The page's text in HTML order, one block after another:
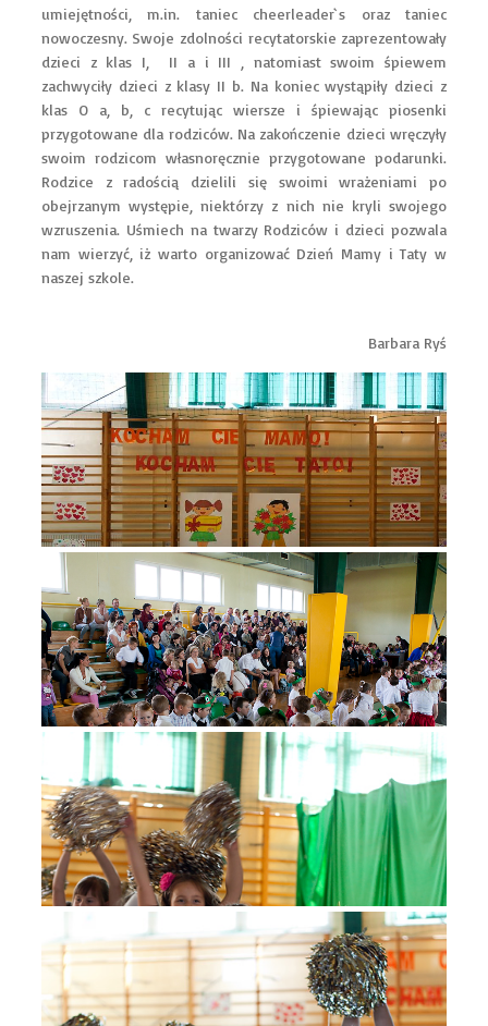
umiejętności, m.in. taniec cheerleader`s oraz taniec
nowoczesny. Swoje zdolności recytatorskie zaprezentowały
dzieci z klas I, II a i III , natomiast swoim śpiewem
zachwyciły dzieci z klasy II b. Na koniec wystąpiły dzieci z
klas O a, b, c recytując wiersze i śpiewając piosenki
przygotowane dla rodziców. Na zakończenie dzieci wręczyły
swoim rodzicom własnoręcznie przygotowane podarunki.
Rodzice z radością dzielili się swoimi wrażeniami po
obejrzanym występie, niektórzy z nich nie kryli swojego
wzruszenia. Uśmiech na twarzy Rodziców i dzieci pozwala
nam wierzyć, iż warto organizować Dzień Mamy i Taty w
naszej szkole.
Barbara Ryś